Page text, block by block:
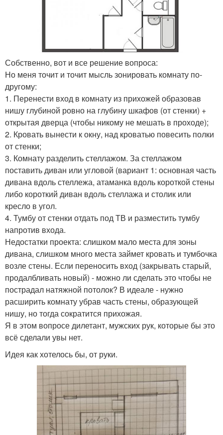
Собственно, вот и все решение вопроса:
Но меня точит и точит мысль зонировать комнату по-
другому:
1. Перенести вход в комнату из прихожей образовав
нишу глубиной ровно на глубину шкафов (от стенки) +
открытая дверца (чтобы никому не мешать в проходе);
2. Кровать вынести к окну, над кроватью повесить полки
от стенки;
3. Комнату разделить стеллажом. За стеллажом
поставить диван или угловой (вариант 1: основная часть
дивана вдоль стеллежа, атаманка вдоль короткой стены
либо короткий диван вдоль стеллажа и столик или
кресло в угол.
4. Тумбу от стенки отдать под ТВ и разместить тумбу
напротив входа.
Недостатки проекта: слишком мало места для зоны
дивана, слишком много места займет кровать и тумбочка
возле стены. Если переносить вход (закрывать старый,
продалбливать новый) - можно ли сделать это чтобы не
пострадал натяжной потолок? В идеале - нужно
расширить комнату убрав часть стены, образующей
нишу, но тогда сократится прихожая.
Я в этом вопросе дилетант, мужских рук, которые бы это
всё сделали увы нет.
Идея как хотелось бы, от руки.